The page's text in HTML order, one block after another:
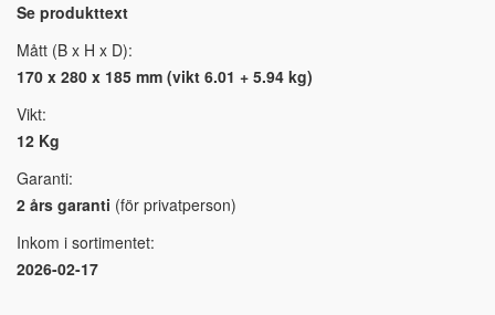
Se produkttext
Mått (B x H x D):
170 x 280 x 185 mm (vikt 6.01 + 5.94 kg)
Vikt:
12 Kg
Garanti:
2 års garanti (för privatperson)
Inkom i sortimentet:
2026-02-17